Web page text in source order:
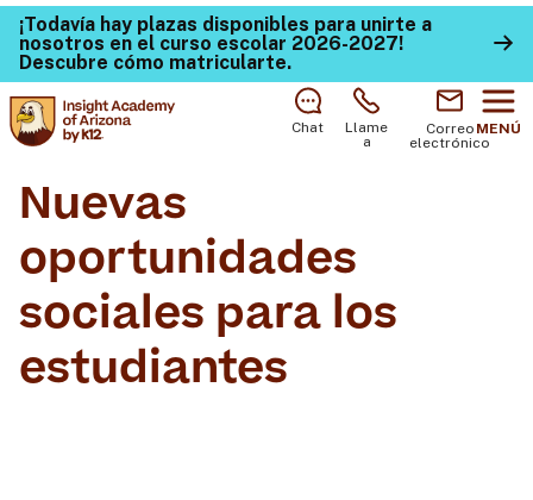
¡Todavía hay plazas disponibles para unirte a
nosotros en el curso escolar 2026-2027!
Descubre cómo matricularte.
Chat
Llame
a
Correo
electrónico
MENÚ
Nuevas
oportunidades
sociales para los
estudiantes